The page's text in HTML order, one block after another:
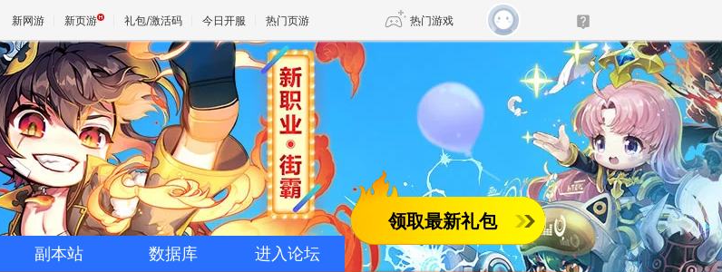
新网游 新页游 礼包/激活码 今日开服 热门页游 热门游戏
魔兽 传奇4
天堂 剑网3旗舰版 新天龙八部
王权与自由 诛仙世界 仙剑世界
副本站 数据库 进入论坛
领取最新礼包